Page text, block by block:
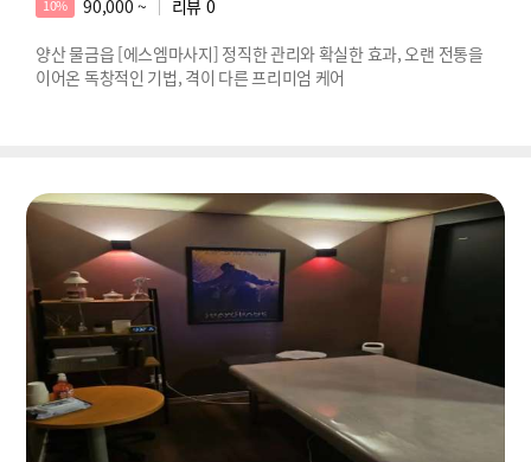
10% 90,000 ~ 리뷰 0
양산 물금읍 [에스엠마사지] 정직한 관리와 확실한 효과, 오랜 전통을
이어온 독창적인 기법, 격이 다른 프리미엄 케어